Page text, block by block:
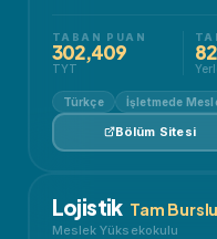
TABAN PUAN
302,409
TYT
Türkçe İşletmede
Bölüm Sitesi
Lojistik Tam Burslu
Meslek Yüksekokulu